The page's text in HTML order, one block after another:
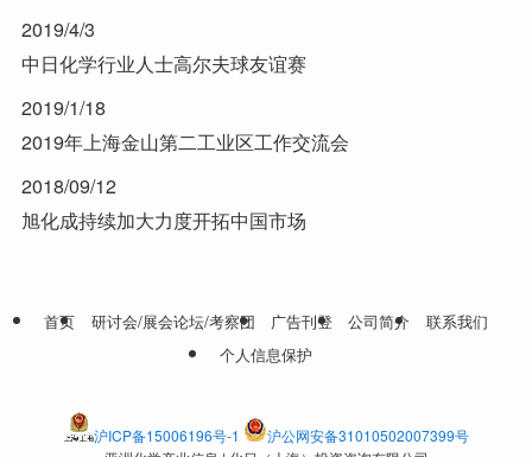
2019/4/3
中日化学行业人士高尔夫球友谊赛
2019/1/18
2019年上海金山第二工业区工作交流会
2018/09/12
旭化成持续加大力度开拓中国市场
首页 研讨会/展会论坛/考察团 广告刊登 公司简介
联系我们
个人信息保护
沪ICP备15006196号-1
沪公网安备31010502007399号